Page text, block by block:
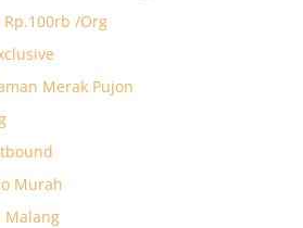
/Org
Merak Pujon
Murah
Malang